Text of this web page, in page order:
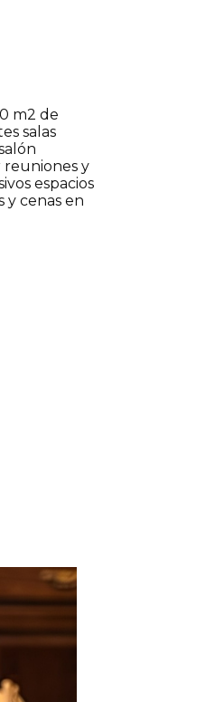
m2 de
salas
reuniones y
espacios
y cenas en